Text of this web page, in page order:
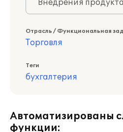
Внедрения
Отрасль / Функциональная
Торговля
Теги
бухгалтерия
Автоматизированы
функции: